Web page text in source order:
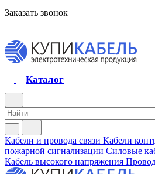
Заказать звонок
Каталог
Кабели и провода связи Кабели
пожарной сигнализации Силовые
Кабель высокого напряжения